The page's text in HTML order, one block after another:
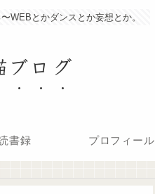
WEBとかダンスとか妄想とか。
ブログ
書録 プロフィール